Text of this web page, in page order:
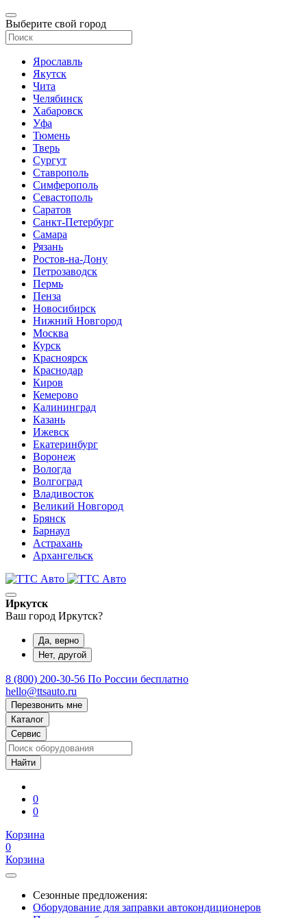
Выберите свой город
Ярославль
Якутск
Чита
Челябинск
Хабаровск
Уфа
Тюмень
Тверь
Сургут
Ставрополь
Симферополь
Севастополь
Саратов
Санкт-Петербург
Самара
Рязань
Ростов-на-Дону
Петрозаводск
Пермь
Пенза
Новосибирск
Нижний Новгород
Москва
Курск
Красноярск
Краснодар
Киров
Кемерово
Калининград
Казань
Ижевск
Екатеринбург
Воронеж
Вологда
Волгоград
Владивосток
Великий Новгород
Брянск
Барнаул
Астрахань
Архангельск
Иркутск
Ваш город Иркутск?
Да, верно
Нет, другой
8 (800) 200-30-56 По России бесплатно
hello@ttsauto.ru
Перезвонить мне
Каталог
Сервис
0
0
Корзина
0
Корзина
Сезонные предложения:
Оборудование для заправки автокондиционеров